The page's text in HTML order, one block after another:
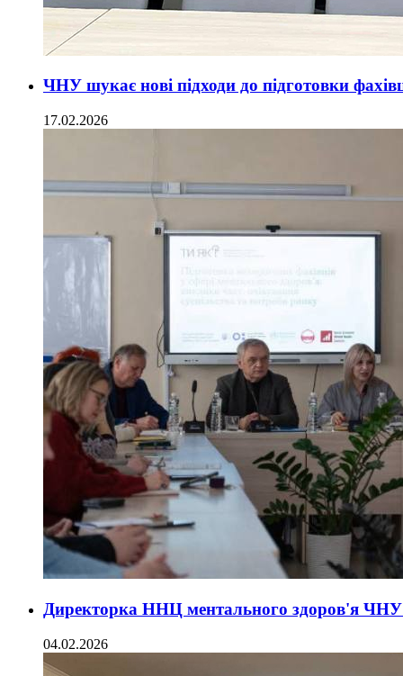
ЧНУ шукає нові підходи до підготовки
17.02.2026
Директорка ННЦ ментального здоров'я ЧНУ
04.02.2026